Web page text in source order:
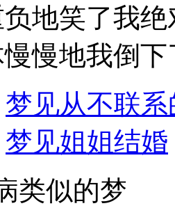
地笑了我
慢地我倒下
梦见从不联
梦见姐姐结婚
类似的梦